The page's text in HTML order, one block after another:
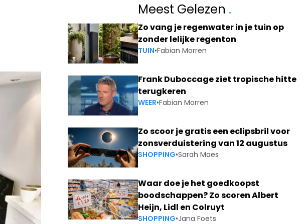
Meest Gelezen .
Zo vang je regenwater in je tuin op
zonder lelijke regenton
TUIN•Fabian Morren
Frank Duboccage ziet tropische hitte
terugkeren
WEER•Fabian Morren
Zo scoor je gratis een eclipsbril voor
zonsverduistering van 12 augustus
SHOPPING•Sarah Maes
Waar doe je het goedkoopst
boodschappen? Zo scoren Albert
Heijn, Lidl en Colruyt
SHOPPING•Jana Foets